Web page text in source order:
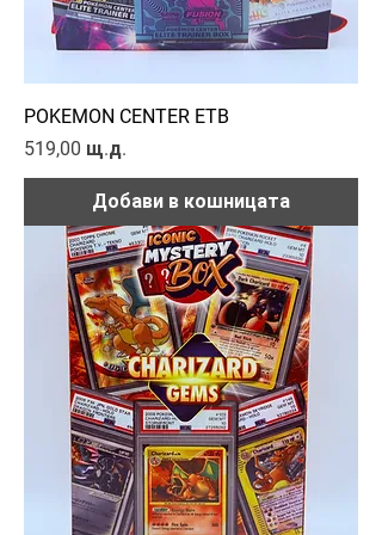
POKEMON CENTER ETB
Цена
519,00 щ.д.
Добави в кошницата